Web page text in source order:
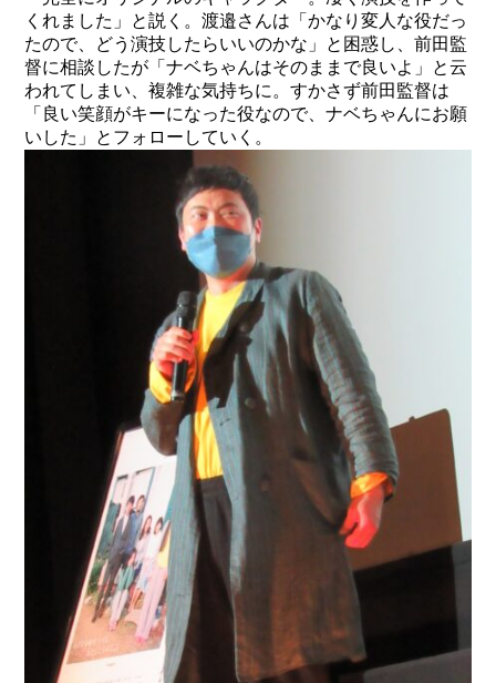
くれました」と説く。渡邉さんは「かなり変人な役だっ
たので、どう演技したらいいのかな」と困惑し、前田監
督に相談したが「ナベちゃんはそのままで良いよ」と云
われてしまい、複雑な気持ちに。すかさず前田監督は
「良い笑顔がキーになった役なので、ナベちゃんにお願
いした」とフォローしていく。